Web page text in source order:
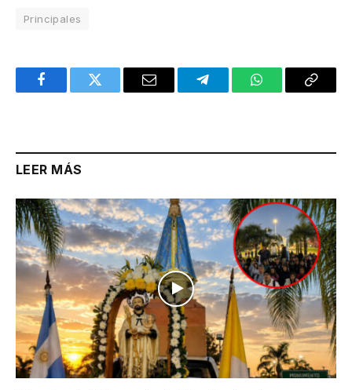
Principales
FacebookTwitter Email TelegramWhatsAppCopy
LEER MÁS